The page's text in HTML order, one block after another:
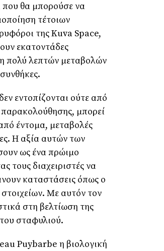
που θα μπορούσε να
τέτοιων
της Kuva Space,
εκατοντάδες
πολύ λεπτών μεταβολών
εντοπίζονται ούτε από
παρακολούθησης, μπορεί
έντομα, μεταβολές
Η αξία αυτών των
ως ένα πρώιμο
τους διαχειριστές να
καταστάσεις όπως ο
Με αυτόν τον
στη βελτίωση της
σταφυλιού.
Puybarbe η βιολογική